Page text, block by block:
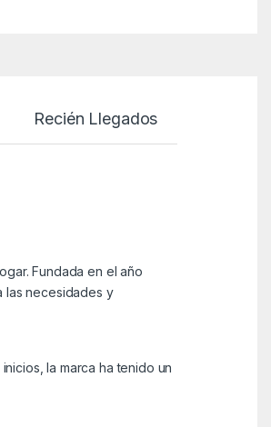
Recién Llegados
Fundada en el año
las necesidades y
la marca ha tenido un